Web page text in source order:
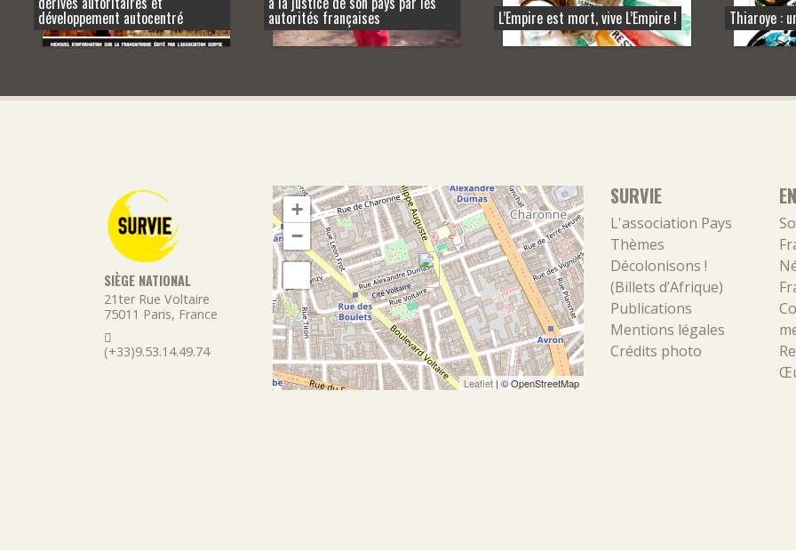
développement autocentré autorités françaises L’Empire est mort, vive L’Empire ! Thiaroye :
SIÈGE NATIONAL
21ter Rue Voltaire
75011 Paris, France
(+33)9.53.14.49.74
+
−
Leaflet | ©OpenStreetMap
SURVIE
L'association Pays
Thèmes
Décolonisons !
(Billets d’Afrique)
Publications
Mentions légales
Crédits photo